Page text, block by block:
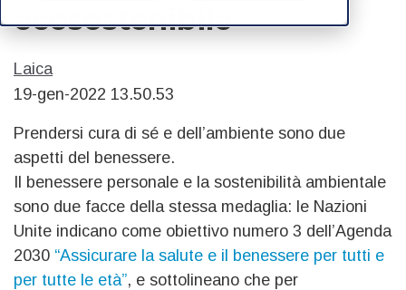
ecosostenibile
Laica
19-gen-2022 13.50.53
Prendersi cura di sé e dell’ambiente sono due
aspetti del benessere.
Il benessere personale e la sostenibilità ambientale
sono due facce della stessa medaglia: le Nazioni
Unite indicano come obiettivo numero 3 dell’Agenda
2030 “Assicurare la salute e il benessere per tutti e
per tutte le età”, e sottolineano che per